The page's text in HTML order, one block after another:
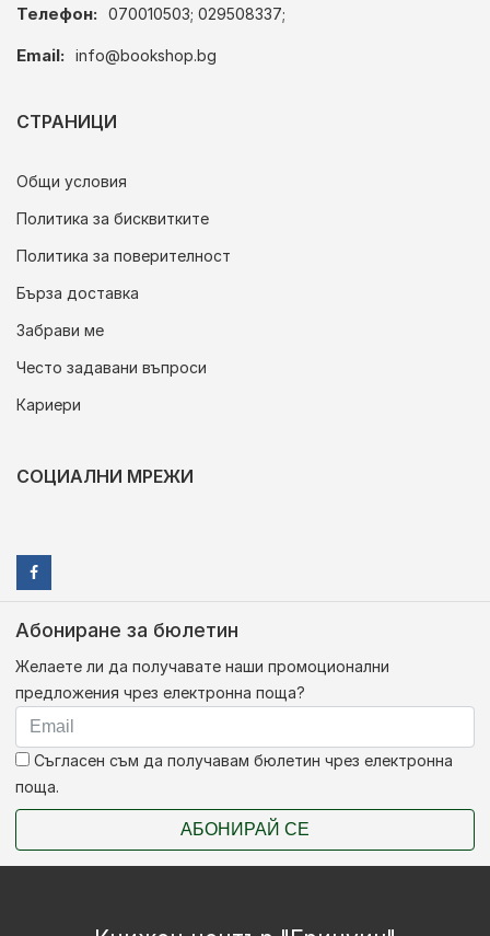
Телефон: 070010503; 029508337;
Email: info@bookshop.bg
СТРАНИЦИ
Общи условия
Политика за бисквитките
Политика за поверителност
Бърза доставка
Забрави ме
Често задавани въпроси
Кариери
СОЦИАЛНИ МРЕЖИ
Абониране за бюлетин
Желаете ли да получавате наши промоционални
предложения чрез електронна поща?
Съгласен съм да получавам бюлетин чрез електронна
поща.
АБОНИРАЙ СЕ